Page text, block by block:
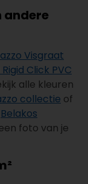
andere
Visgraat
Click PVC
alle kleuren
collectie of
Belakos
foto van je